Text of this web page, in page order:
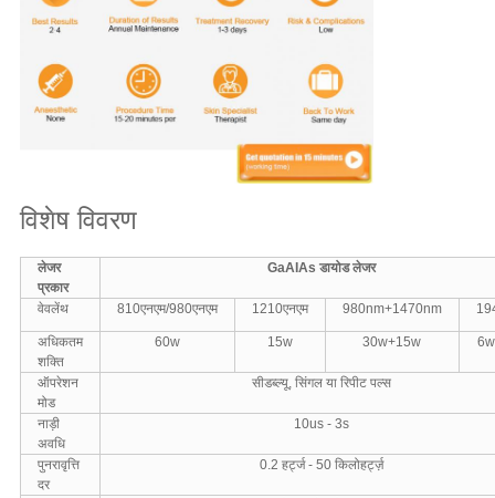
विशेष विवरण
लेजर
प्रकार
GaAIAs डायोड लेजर
वेवलेंथ 810एनएम/980एनएम 1210एनएम 980nm+1470nm
अधिकतम
शक्ति
60w 15w 30w+15w
ऑपरेशन
मोड
सीडब्ल्यू, सिंगल या रिपीट पल्स
नाड़ी
अवधि
10us - 3s
पुनरावृत्ति
दर
0.2 हर्ट्ज - 50 किलोहर्ट्ज़